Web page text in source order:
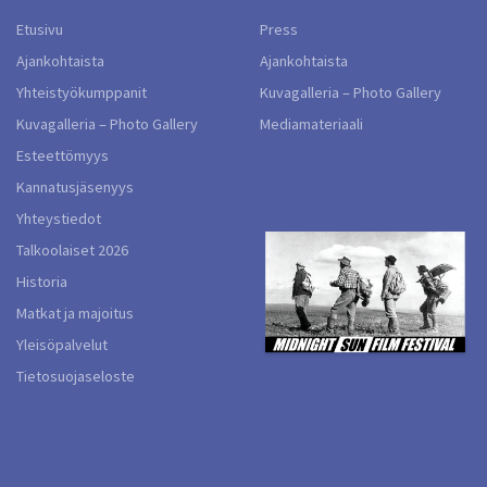
Etusivu
Ajankohtaista
Yhteistyökumppanit
Kuvagalleria – Photo Gallery
Esteettömyys
Kannatusjäsenyys
Yhteystiedot
Talkoolaiset 2026
Historia
Matkat ja majoitus
Yleisöpalvelut
Tietosuojaseloste
Press
Ajankohtaista
Kuvagalleria – Photo Gallery
Mediamateriaali